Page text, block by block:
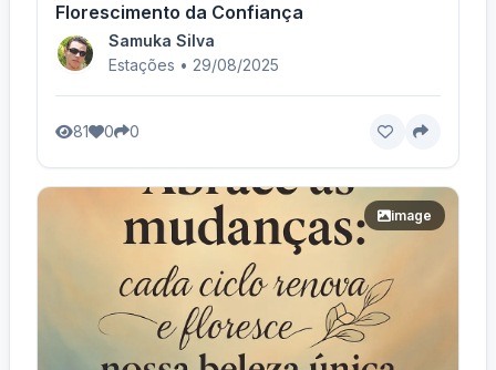
Florescimento da Confiança
Samuka Silva
Estações • 29/08/2025
81 0 0
image